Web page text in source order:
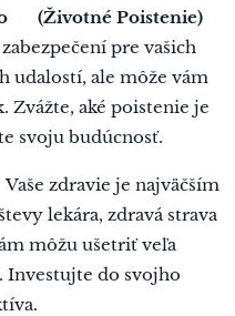
🛡️ (Životné Poistenie)
pre vašich
udalostí, ale môže vám
Zvážte, aké poistenie je
svoju budúcnosť.
Vaše zdravie je najväčším
lekára, zdravá strava
môžu ušetriť veľa
Investujte do svojho